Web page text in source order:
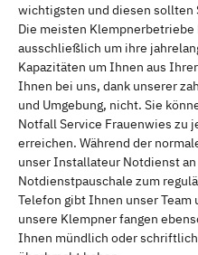
wichtigsten und diesen sollten
Die meisten
ausschließlich um ihre
Kapazitäten um Ihnen aus
Ihnen bei uns, dank unserer
und Umgebung, nicht. Sie
Notfall Service Frauenwies zu
erreichen. Während der
unser Installateur Notdienst
Notdienstpauschale zum
Telefon gibt Ihnen unser Team
unsere Klempner fangen
Ihnen mündlich oder